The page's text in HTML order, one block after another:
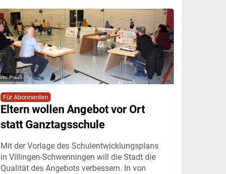
Preuß
Für Abonnenten
Eltern wollen Angebot vor Ort
statt Ganztagsschule
Mit der Vorlage des Schulentwicklungsplans
in Villingen-Schwenningen will die Stadt die
Qualität des Angebots verbessern. In von